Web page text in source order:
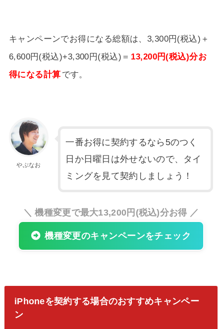
キャンペーンでお得になる総額は、3,300円(税込)＋
6,600円(税込)+3,300円(税込)＝ 13,200円(税込)分お
得になる計算 です。
やぶなお
一番お得に契約するなら5のつく
日か日曜日は外せないので、タイ
ミングを見て契約しましょう！
＼ 機種変更で最大13,200円(税込)分お得 ／
機種変更のキャンペーンをチェック
iPhoneを契約する場合のおすすめキャンペー
ン